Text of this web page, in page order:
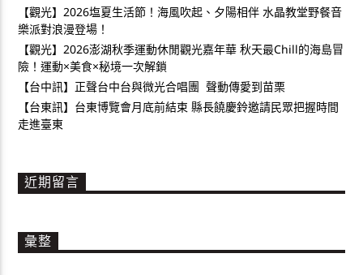
【觀光】2026塩夏生活節！海風吹起、夕陽相伴 水晶教堂野餐音
樂派對浪漫登場！
【觀光】2026澎湖秋季運動休閒觀光嘉年華 秋天最Chill的海島冒
險！運動×美食×秘境一次解鎖
【台中訊】正聲台中台與微光合唱團 聲動傳愛到苗栗
【台東訊】台東博覽會月底前結束 縣長饒慶鈴邀請民眾把握時間
走進臺東
近期留言
彙整